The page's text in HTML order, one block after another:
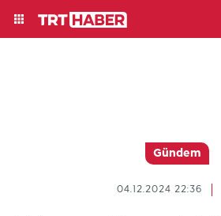
Gündem
04.12.2024 22:36